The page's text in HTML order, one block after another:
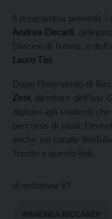
Il programma prevede i
Andrea Decarli ,
Diocesi di Trento, e
Lauro Tisi.
Dopo l’intervento di
Zeni , direttore dell’Issr
diplomi agli studenti
percorso di studi.
anche sul canale
Trento a questo link.
di redazione VT
#ANDREA RICCARDI